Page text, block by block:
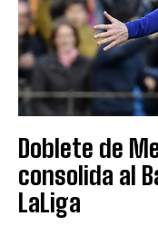
Doblete de
consolida al
LaLiga